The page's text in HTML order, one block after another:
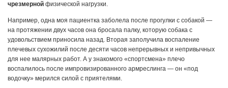
чрезмерной физической нагрузки.
Например, одна моя пациентка заболела после прогулки с собакой —
на протяжении двух часов она бросала палку, которую собака с
удовольствием приносила назад. Вторая заполучила воспаление
плечевых сухожилий после десяти часов непрерывных и непривычных
для нее малярных работ. А у знакомого «спортсмена» плечо
воспалилось после импровизированного армреслинга — он «под
водочку» мерился силой с приятелями.